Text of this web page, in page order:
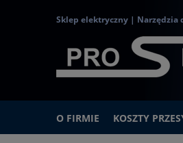
Sklep elektryczny | Narzędzia
O FIRMIE KOSZTY